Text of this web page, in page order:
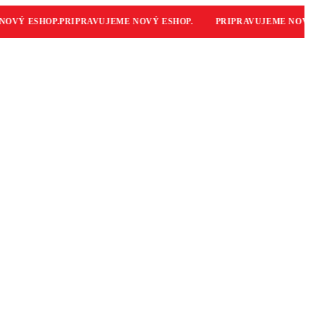
ESHOP.PRIPRAVUJEME NOVÝ ESHOP. PRIPRAVUJEME NOVÝ